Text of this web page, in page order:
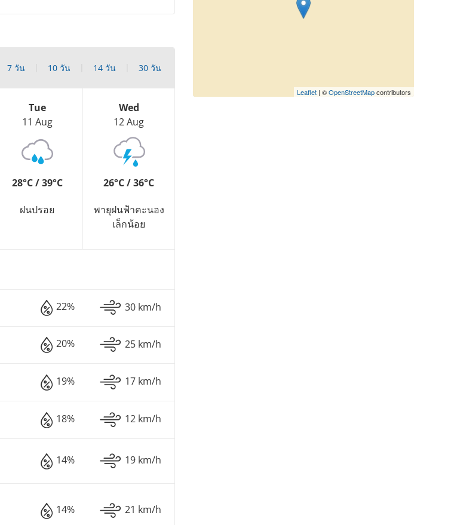
7 วัน 10 วัน 14 วัน 30 วัน
Tue
11 Aug
28°C / 39°C
ฝนปรอย
Wed
12 Aug
26°C / 36°C
พายุฝนฟ้าคะนอง
เล็กน้อย
22% 30 km/h
20% 25 km/h
19% 17 km/h
18% 12 km/h
14% 19 km/h
14% 21 km/h
Leaflet | ©OpenStreetMapcontributors